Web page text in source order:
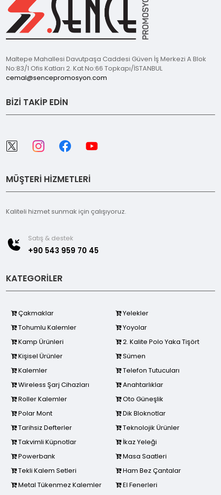
Maltepe Mahallesi Davutpaşa Caddesi Güven İş Merkezi A Blok
No:83/1 Ofis Katları 2. Kat No:66 Topkapı/İSTANBUL
cemal@sencepromosyon.com
BİZİ TAKİP EDİN
MÜŞTERİ HİZMETLERİ
Kaliteli hizmet sunmak için çalışıyoruz.
Satış & destek
+90 543 959 70 45
KATEGORİLER
Çakmaklar
Yelekler
Tohumlu Kalemler
Yoyolar
Kamp Ürünleri
2. Kalite Polo Yaka Tişört
Kişisel Ürünler
Sümen
Kalemler
Telefon Tutucuları
Wireless Şarj Cihazları
Anahtarlıklar
Roller Kalemler
Oto Güneşlik
Polar Mont
Dik Bloknotlar
Tarihsiz Defterler
Teknolojik Ürünler
Takvimli Küpnotlar
İkaz Yeleği
Powerbank
Masa Saatleri
Tekli Kalem Setleri
Ham Bez Çantalar
Metal Tükenmez Kalemler
El Fenerleri